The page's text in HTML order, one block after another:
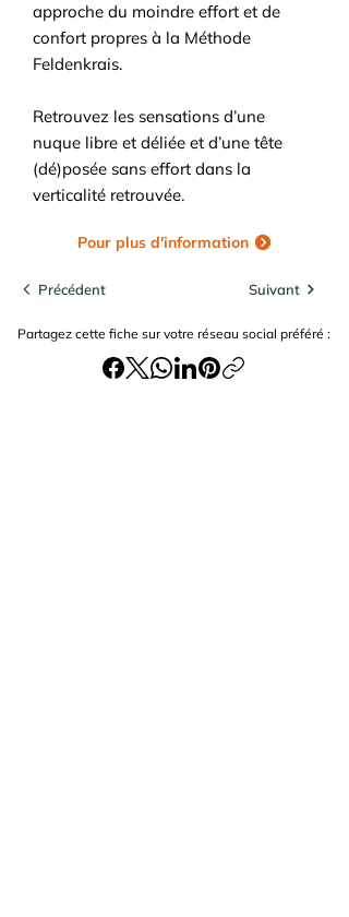
approche du moindre effort et de
confort propres à la Méthode
Feldenkrais.
Retrouvez les sensations d’une
nuque libre et déliée et d’une tête
(dé)posée sans effort dans la
verticalité retrouvée.
Pour plus d'information
Précédent Suivant
Partagez cette fiche sur votre réseau social préféré :